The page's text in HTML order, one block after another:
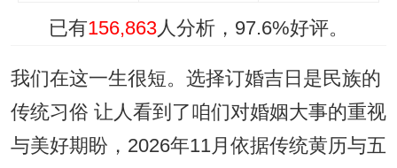
已有156,863人分析， 97.6%好评。
我们在这一生很短。选择订婚吉日是民族的
传统习俗 让人看到了咱们对婚姻大事的重视
与美好期盼，2026年11月依据传统黄历与五